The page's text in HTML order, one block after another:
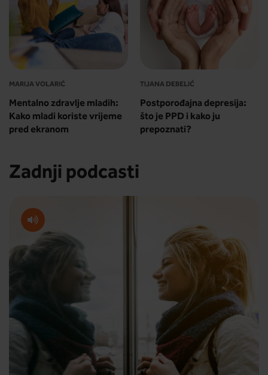
MARIJA VOLARIĆ
Mentalno zdravlje mladih:
Kako mladi koriste vrijeme
pred ekranom
TIJANA DEBELIĆ
Postporođajna depresija:
što je PPD i kako ju
prepoznati?
Zadnji podcasti